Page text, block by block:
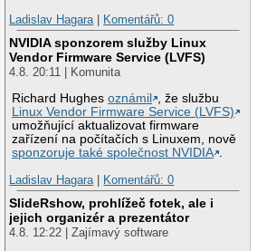
Ladislav Hagara
Komentářů: 0
NVIDIA sponzorem služby Linux
Vendor Firmware Service (LVFS)
4.8. 20:11 | Komunita
Richard Hughesoznámil
, že službu
Linux Vendor Firmware Service (LVFS)
umožňující aktualizovat firmware
zařízení na počítačích s Linuxem, nově
sponzoruje také společnost NVIDIA .
Ladislav Hagara | Komentářů: 0
SlideRshow, prohlížeč fotek, ale i
jejich organizér a prezentátor
4.8. 12:22 | Zajímavý software